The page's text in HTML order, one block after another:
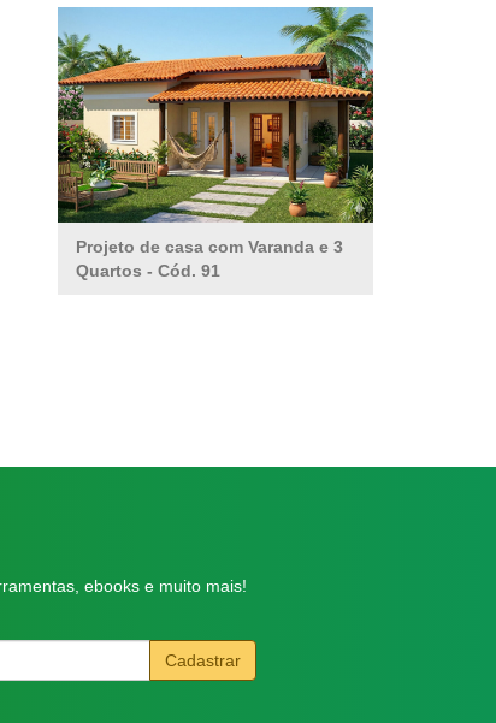
Projeto de casa com Varanda e 3
Quartos - Cód. 91
ebooks e muito mais!
Cadastrar